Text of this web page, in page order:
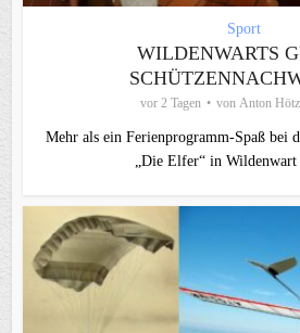
Sport
WILDENWARTS
vor 2 Tagen von Anton
Mehr als ein Ferienprogramm-Spaß bei
„Die Elfer“ in Wildenwart